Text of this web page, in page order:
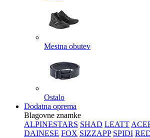
Mestna obutev
Ostalo
Dodatna oprema
Blagovne znamke
ALPINESTARS SHAD LEATT
DAINESE FOX SIZZAPP SPIDI